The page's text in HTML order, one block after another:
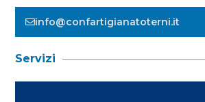
info@confartigianatoterni.it
Servizi